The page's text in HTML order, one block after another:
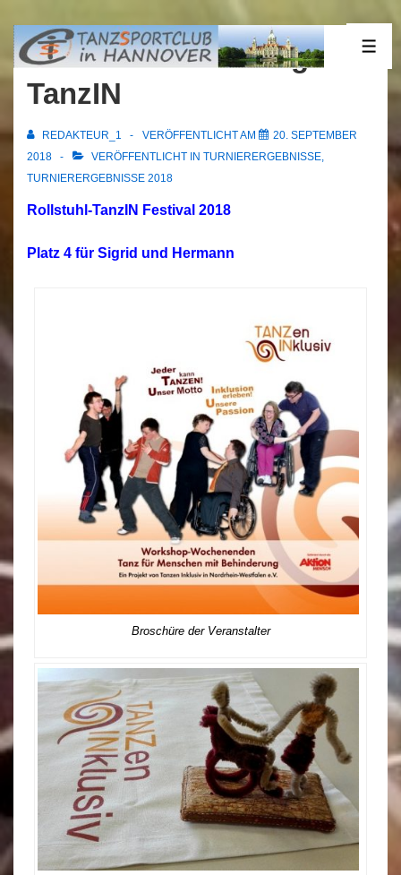
Zum
Inhalt16.09.2018 Duisburg
TanzIN
REDAKTEUR_1 VERÖFFENTLICHT AM
20. SEPTEMBER
2018
VERÖFFENTLICHT IN TURNIERERGEBNISSE,
TURNIERERGEBNISSE 2018
Rollstuhl-TanzIN Festival 2018
Platz 4 für Sigrid und Hermann
Broschüre der Veranstalter